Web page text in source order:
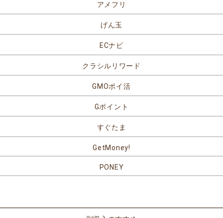
アメフリ
げん玉
ECナビ
クラシルリワード
GMOポイ活
Gポイント
すぐたま
GetMoney!
PONEY